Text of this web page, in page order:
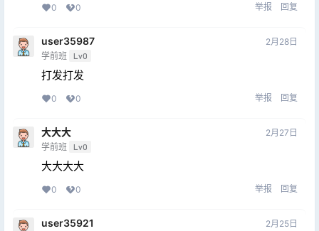
0 0 举报 回复
user35987
学前班 Lv0
2月28日
打发打发
0 0 举报 回复
大大大
学前班 Lv0
2月27日
大大大大
0 0 举报 回复
user35921 2月25日